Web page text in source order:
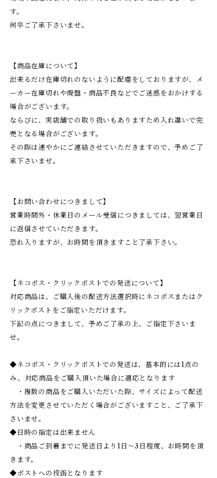
す。
何卒ご了承下さいませ。
【商品在庫について】
出来るだけ在庫切れのないように配慮をしておりますが、メ
ーカー在庫切れや廃盤・商品不良などでご迷惑をおかけする
場合がございます。
ならびに、実店舗での取り扱いもありますため入れ違いで完
売となる場合がございます。
その際は速やかにご連絡させていただきますので、予めご了
承下さいませ。
【お問い合わせにつきまして】
営業時間外・休業日のメール受信につきましては、翌営業日
に返信させていただきます。
恐れ入りますが、お時間を頂きますこと了承下さい。
【ネコポス・クリックポストでの発送について】
対応商品は、ご購入後の配送方法選択時にネコポスまたはク
リックポストをご指定いただけます。
下記の点につきまして、予めご了承の上、ご指定下さいま
せ。
◆ネコポス・クリックポストでの発送は、基本的には1点の
み、対応商品をご購入頂いた場合に適応となります
・複数の商品をご購入いただいた際、サイズによって配送
方法を変更させていただく場合がございますこと、ご了承下
さいませ。
◆日時の指定は出来ません
・商品ご到着までに発送日より1日～3日程度、お時間を頂
きます。
◆ポストへの投函となります